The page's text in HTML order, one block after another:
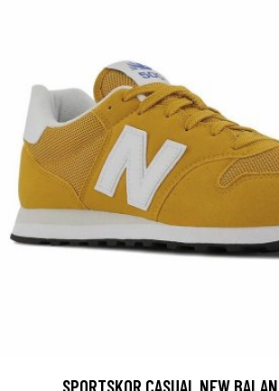
SPORTSKOR CASUAL NEW